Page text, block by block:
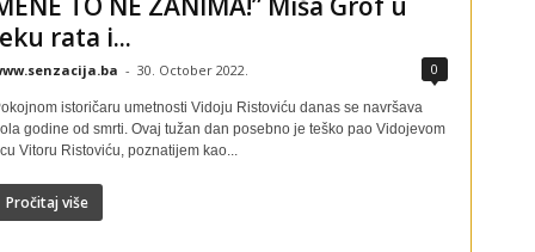
rata i...
- 30. October 2022. 0
istoričaru umetnosti Vidoju Ristoviću danas se navršava
godine od smrti. Ovaj tužan dan posebno je teško pao Vidojevom
Vitoru Ristoviću, poznatijem kao...
Pročitaj više